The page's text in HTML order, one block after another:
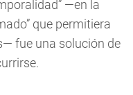
—en la
que permitiera
fue una solución de